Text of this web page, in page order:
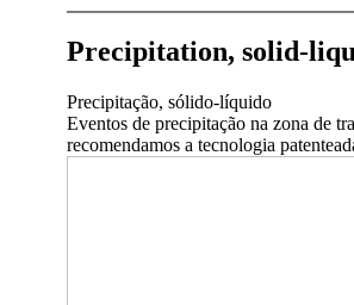
Precipitation, solid-
Precipitação, sólido-líquido
Eventos de precipitação na zona de
recomendamos a tecnologia